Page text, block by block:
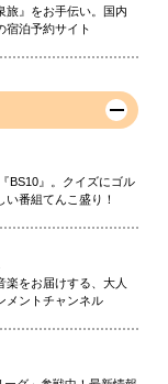
旅』をお手伝い。国内
宿泊予約サイト
BS10』。クイズにゴル
い番組てんこ盛り！
楽をお届けする、大人
メントチャンネル